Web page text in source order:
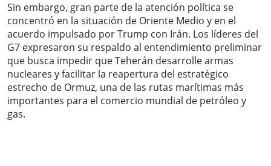
Sin embargo, gran parte de la atención política se
concentró en la situación de Oriente Medio y en el
acuerdo impulsado por Trump con Irán. Los líderes del
G7 expresaron su respaldo al entendimiento preliminar
que busca impedir que Teherán desarrolle armas
nucleares y facilitar la reapertura del estratégico
estrecho de Ormuz, una de las rutas marítimas más
importantes para el comercio mundial de petróleo y
gas.